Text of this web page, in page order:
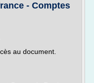
- Comptes
au document.